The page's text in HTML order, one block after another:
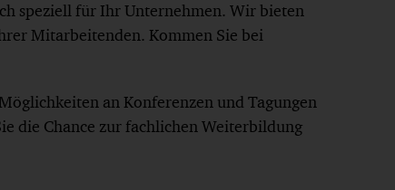
speziell für Ihr Unternehmen. Wir bieten
Mitarbeitenden. Kommen Sie bei
an Konferenzen und Tagungen
die Chance zur fachlichen Weiterbildung